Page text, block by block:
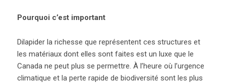
Pourquoi c’est important
Dilapider la richesse que représentent ces structures et
les matériaux dont elles sont faites est un luxe que le
Canada ne peut plus se permettre. À l’heure où l’urgence
climatique et la perte rapide de biodiversité sont les plus